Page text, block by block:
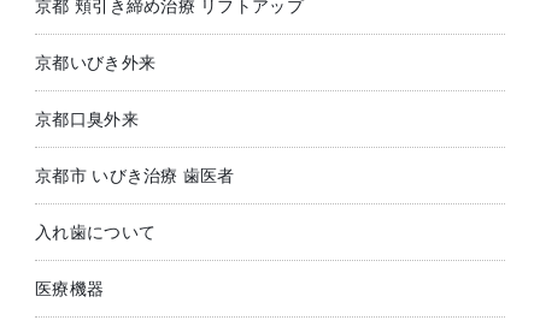
京都 頬引き締め治療 リフトアップ
京都いびき外来
京都口臭外来
京都市 いびき治療 歯医者
入れ歯について
医療機器